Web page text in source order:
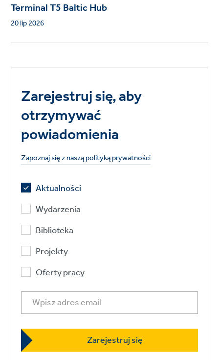
Terminal T5 Baltic Hub
20 lip 2026
Zarejestruj się, aby
otrzymywać
powiadomienia
Zapoznaj się z naszą polityką prywatności
Aktualności
Wydarzenia
Biblioteka
Projekty
Oferty pracy